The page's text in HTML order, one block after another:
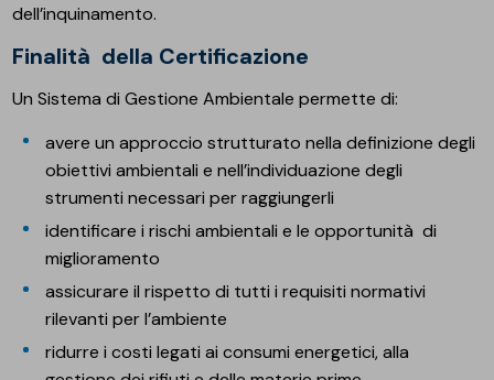
dell’inquinamento.
Finalità della Certificazione
Un Sistema di Gestione Ambientale permette di:
avere un approccio strutturato nella definizione degli
obiettivi ambientali e nell’individuazione degli
strumenti necessari per raggiungerli
identificare i rischi ambientali e le opportunità di
miglioramento
assicurare il rispetto di tutti i requisiti normativi
rilevanti per l’ambiente
ridurre i costi legati ai consumi energetici, alla